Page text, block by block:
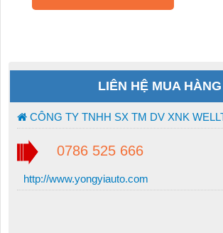
LIÊN HỆ MUA HÀNG
CÔNG TY TNHH SX TM DV XNK
0786 525 666
http://www.yongyiauto.com